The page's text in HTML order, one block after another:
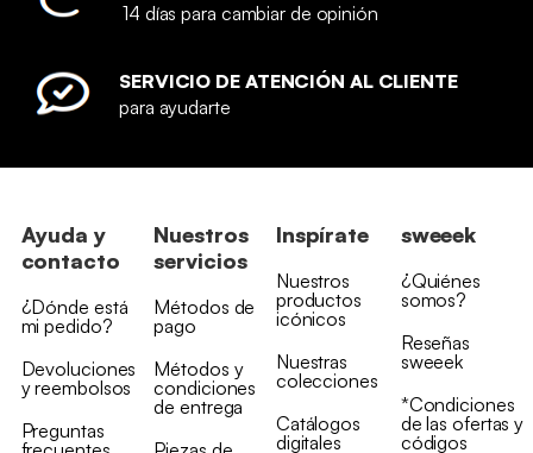
14 días para cambiar de opinión
SERVICIO DE ATENCIÓN AL CLIENTE
para ayudarte
Ayuda y
contacto
¿Dónde está
mi pedido?
Devoluciones
y reembolsos
Preguntas
Nuestros
servicios
Métodos de
pago
Métodos y
condiciones
de entrega
Inspírate
Nuestros
productos
icónicos
Nuestras
colecciones
Catálogos
digitales
sweeek
¿Quiénes
somos?
Reseñas
sweeek
*Condiciones
de las ofertas y
códigos